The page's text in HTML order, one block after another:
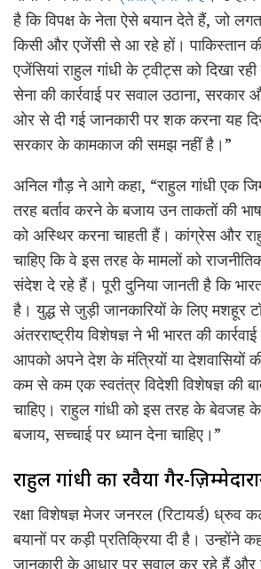
है कि विपक्ष के नेता ऐसे बयान देते हैं, जो
किसी और एजेंसी से आ रहे हों। पाकिस्तान
एजेंसियां राहुल गांधी के ट्वीट्स को दिखा रही
सेना की कार्रवाई पर सवाल उठाना, सरकार
ओर से दी गई जानकारी पर शक करना यह
सरकार के कामकाज की समझ नहीं है।”
अनिल गौड़ ने आगे कहा, “राहुल गांधी एक
तरह बर्ताव करने के बजाय उन ताकतों की
को अस्थिर करना चाहती हैं। कांग्रेस और
चाहिए कि वे इस तरह के मामलों को
संदेश दे रहे हैं। पूरी दुनिया जानती है कि
है। युद्ध से जुड़ी जानकारियों के लिए मशहूर
अंतरराष्ट्रीय विशेषज्ञ ने भी भारत की
आपको अपने देश के मंत्रियों या देशवासियों
कम से कम एक स्वतंत्र विदेशी विशेषज्ञ की
चाहिए। राहुल गांधी को इस तरह के बेवजह
बजाय, सच्चाई पर ध्यान देना चाहिए।”
राहुल गांधी का रवैया गैर-
रक्षा विशेषज्ञ मेजर जनरल (रिटायर्ड) ध्रुव
बयानों पर कड़ी प्रतिक्रिया दी है। उन्होंने
जानकारी के आधार पर सवाल कर रहे हैं और